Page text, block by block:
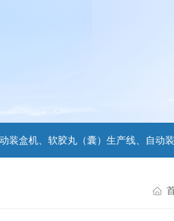
装箱一体机、自动高速捆包机、湿法制粒流化机组等系